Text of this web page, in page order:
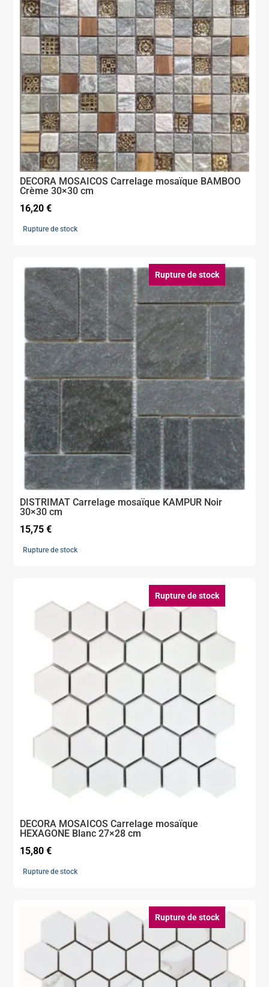
DECORA MOSAICOS Carrelage mosaïque BAMBOO
Crème 30×30 cm
16,20€
Rupture de stock
Rupture de stock
DISTRIMAT Carrelage mosaïque KAMPUR Noir
30×30 cm
15,75€
Rupture de stock
Rupture de stock
DECORA MOSAICOS Carrelage mosaïque
HEXAGONE Blanc 27×28 cm
15,80€
Rupture de stock
Rupture de stock